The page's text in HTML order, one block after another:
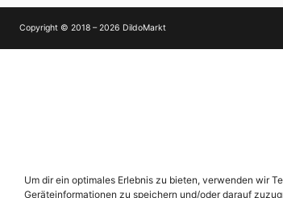
Um dir ein optimales Erlebnis zu bieten, verwenden wir
Geräteinformationen zu speichern und/oder darauf
Copyright © 2018 – 2026 DildoMarkt